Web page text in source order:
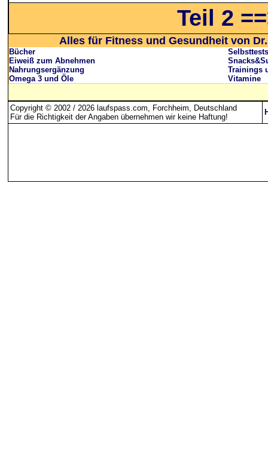
Teil 2
Alles für Fitness und Gesundheit von
Bücher
Eiweiß zum Abnehmen
Nahrungsergänzung
Omega 3 und Öle
Selbsttests
Trainings
Vitamine
Copyright © 2002 / 2026 laufspass.com, Forchheim, Deutschland
Für die Richtigkeit der Angaben übernehmen wir keine Haftung!